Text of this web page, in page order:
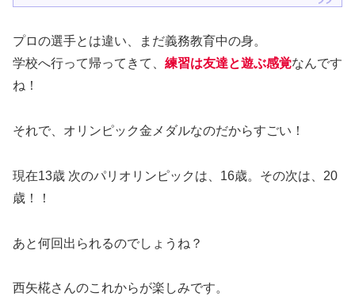
プロの選手とは違い、まだ義務教育中の身。
学校へ行って帰ってきて、 練習は友達と遊ぶ感覚なんです
ね！
それで、オリンピック金メダルなのだからすごい！
現在13歳 次のパリオリンピックは、16歳。その次は、20
歳！！
あと何回出られるのでしょうね？
西矢椛さんのこれからが楽しみです。